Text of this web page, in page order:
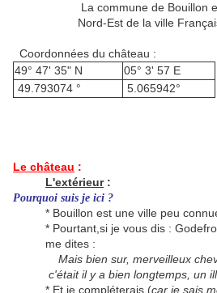
La commune de Bouillon
Nord-Est de la ville
Coordonnées du château :
49° 47' 35" N
05° 3' 57 E
49.793074 °
5.065942°
Le château :
L'extérieur:
Pourquoi suis je ici ?
* Bouillon est une ville peu
* Pourtant,si je vous dis :
me dites :
Mais bien sur, merveilleux
c'était il y a bien longtemps, un
* Et je compléterais (car je sais